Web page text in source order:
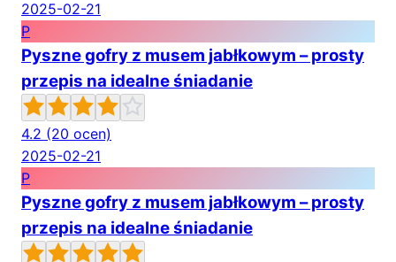
2025-02-21
P
Pyszne gofry z musem jabłkowym – prosty
przepis na idealne śniadanie
4.2 (20 ocen)
2025-02-21
P
Pyszne gofry z musem jabłkowym – prosty
przepis na idealne śniadanie